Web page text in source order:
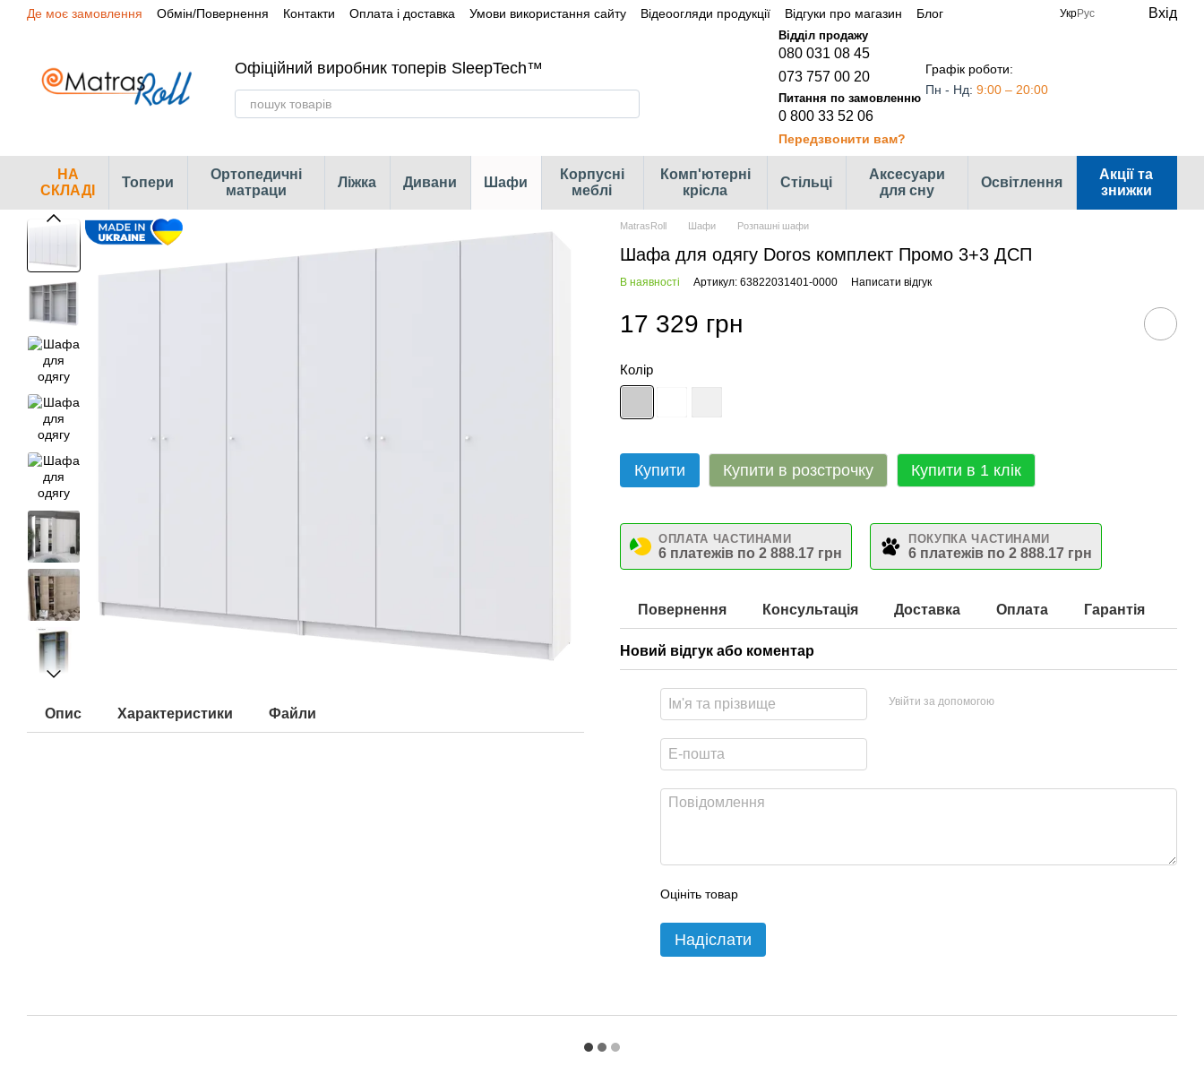
Перейти до основного контенту
Де моє замовлення Обмін/Повернення Контакти Оплата і доставка Умови використання сайту Відеоогляди продукції Відгуки про магазин
Блог
УкрРус Вхід
Офіційний виробник топерів SleepTech™
080 031 08 45
073 757 00 20
0 800 33 52 06
Передзвонити вам?
Графік роботи:
Пн - Нд:9:00 – 20:00
НА
СКЛАДІ
Топери
Ортопедичні
матраци
Ліжка Дивани Шафи
Корпусні
меблі
Комп'ютерні
крісла
Стільці
Аксесуари
для сну
Освітлення
Акції та
знижки
Опис Характеристики Файли
MatrasRoll Шафи Розпашні шафи
Шафа для одягу Doros комплект Промо 3+3 ДСП
В наявності Артикул: 63822031401-0000 Написати відгук
17 329 грн
Колір
Купити Купити в розстрочку Купити в 1 клік
ОПЛАТА ЧАСТИНАМИ
6 платежів по 2 888.17 грн
ПОКУПКА ЧАСТИНАМИ
6 платежів по 2 888.17 грн
Повернення Консультація Доставка Оплата Гарантія
Новий відгук або коментар
Увійти за допомогою
Оцініть товар
Надіслати